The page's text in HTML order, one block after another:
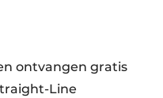
ontvangen gratis
Line